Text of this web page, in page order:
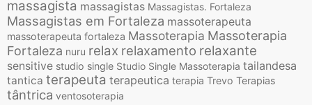
massagista massagistas Massagistas. Fortaleza
Massagistas em Fortaleza massoterapeuta
massoterapeuta fortaleza Massoterapia Massoterapia
Fortaleza nuru relax relaxamento relaxante
sensitive studio single Studio Single Massoterapia tailandesa
tantica terapeuta terapeutica terapia Trevo Terapias
tântrica ventosoterapia